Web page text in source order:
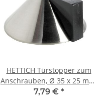
HETTICH Türstopper zum
Anschrauben, Ø 35 x 25 mm,
Stahl, Edelstahl-Optik
7,79 € *